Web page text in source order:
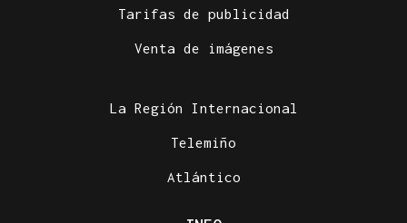
Tarifas de publicidad
Venta de imágenes
La Región Internacional
Telemiño
Atlántico